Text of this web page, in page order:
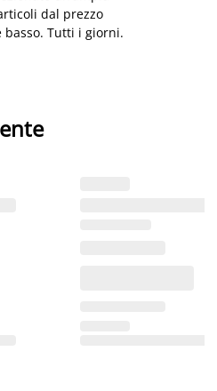
dal prezzo
basso. Tutti i giorni.